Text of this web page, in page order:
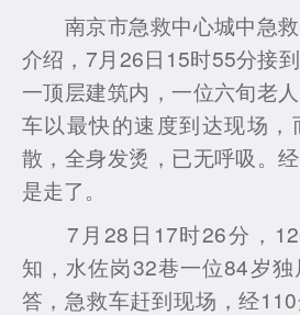
南京市急救中心城中急救
介绍，7月26日15时55分接
一顶层建筑内，一位六旬老
车以最快的速度到达现场
散，全身发烫，已无呼吸。
是走了。
7月28日17时26分，
知，水佐岗32巷一位84岁
答，急救车赶到现场，经